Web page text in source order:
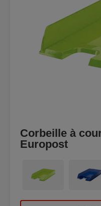
Corbeille à
Europost